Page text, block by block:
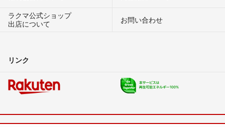
ラクマ公式ショップ
出店について
お問い合わせ
リンク